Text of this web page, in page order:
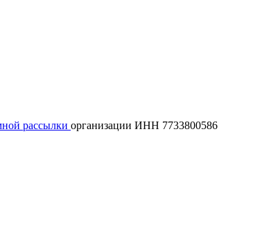
рассылки организации ИНН 7733800586